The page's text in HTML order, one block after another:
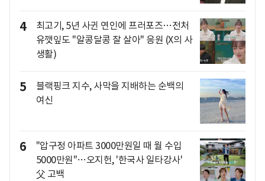
4
최고기, 5년 사귄 연인에 프러포즈…전처
유깻잎도 "알콩달콩 잘 살아" 응원 (X의 사
생활)
5
블랙핑크 지수, 사막을 지배하는 순백의
여신
6
"압구정 아파트 3000만원일 때 월 수입
5000만원"…오지헌, '한국사 일타강사'
父 고백